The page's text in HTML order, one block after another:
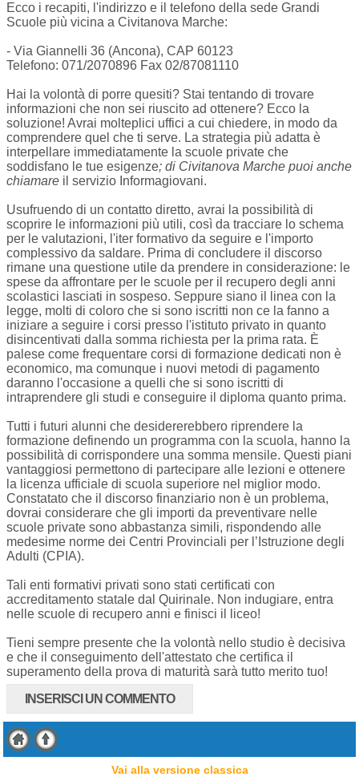
Ecco i recapiti, l'indirizzo e il telefono della sede Grandi
Scuole più vicina a Civitanova Marche:
- Via Giannelli 36 (Ancona), CAP 60123
Telefono: 071/2070896 Fax 02/87081110
Hai la volontà di porre quesiti? Stai tentando di trovare
informazioni che non sei riuscito ad ottenere? Ecco la
soluzione! Avrai molteplici uffici a cui chiedere, in modo da
comprendere quel che ti serve. La strategia più adatta è
interpellare immediatamente la scuole private che
soddisfano le tue esigenze; di Civitanova Marche puoi anche
chiamare il servizio Informagiovani.
Usufruendo di un contatto diretto, avrai la possibilità di
scoprire le informazioni più utili, così da tracciare lo schema
per le valutazioni, l'iter formativo da seguire e l'importo
complessivo da saldare. Prima di concludere il discorso
rimane una questione utile da prendere in considerazione: le
spese da affrontare per le scuole per il recupero degli anni
scolastici lasciati in sospeso. Seppure siano il linea con la
legge, molti di coloro che si sono iscritti non ce la fanno a
iniziare a seguire i corsi presso l'istituto privato in quanto
disincentivati dalla somma richiesta per la prima rata. È
palese come frequentare corsi di formazione dedicati non è
economico, ma comunque i nuovi metodi di pagamento
daranno l'occasione a quelli che si sono iscritti di
intraprendere gli studi e conseguire il diploma quanto prima.
Tutti i futuri alunni che desidererebbero riprendere la
formazione definendo un programma con la scuola, hanno la
possibilità di corrispondere una somma mensile. Questi piani
vantaggiosi permettono di partecipare alle lezioni e ottenere
la licenza ufficiale di scuola superiore nel miglior modo.
Constatato che il discorso finanziario non è un problema,
dovrai considerare che gli importi da preventivare nelle
scuole private sono abbastanza simili, rispondendo alle
medesime norme dei Centri Provinciali per l’Istruzione degli
Adulti (CPIA).
Tali enti formativi privati sono stati certificati con
accreditamento statale dal Quirinale. Non indugiare, entra
nelle scuole di recupero anni e finisci il liceo!
Tieni sempre presente che la volontà nello studio è decisiva
e che il conseguimento dell'attestato che certifica il
superamento della prova di maturità sarà tutto merito tuo!
INSERISCI UN COMMENTO
Vai alla versione classica